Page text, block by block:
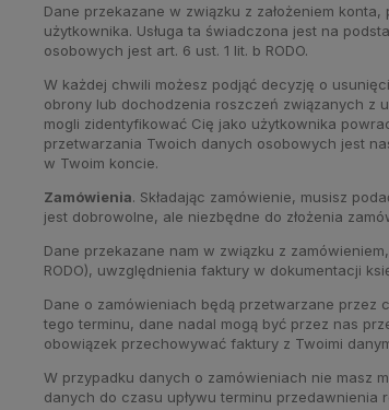
Dane przekazane w związku z założeniem
użytkownika. Usługa ta świadczona jest na
osobowych jest art. 6 ust. 1 lit. b RODO.
W każdej chwili możesz podjąć decyzję o
obrony lub dochodzenia roszczeń związanych z
mogli zidentyfikować Cię jako użytkownika
przetwarzania Twoich danych
w Twoim koncie.
Zamówienia. Składając zamówienie, musisz
jest dobrowolne, ale niezbędne do złożenia
Dane przekazane nam w związku z
RODO), uwzględnienia faktury w dokumentacji
Dane o zamówieniach będą przetwarzane przez
tego terminu, dane nadal mogą być przez nas
obowiązek przechowywać faktury z Twoimi
W przypadku danych o zamówieniach nie masz
danych do czasu upływu terminu